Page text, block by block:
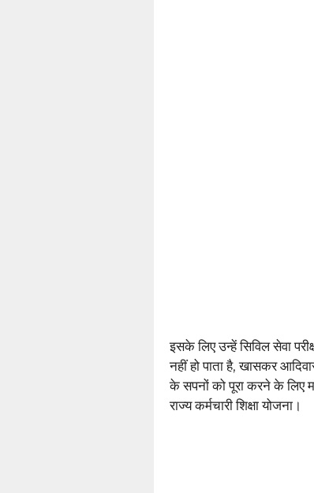
इसके लिए उन्हें सिविल सेवा
नहीं हो पाता है, खासकर
के सपनों को पूरा करने के लिए
राज्य कर्मचारी शिक्षा योजना।